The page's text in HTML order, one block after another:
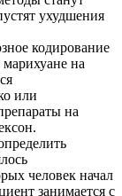
ухудшения
кодирование
на
или
на
человек начал
занимается с